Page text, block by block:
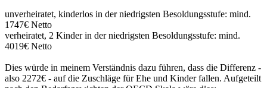
unverheiratet, kinderlos in der niedrigsten Besoldungsstufe: mind.
1747€ Netto
verheiratet, 2 Kinder in der niedrigsten Besoldungsstufe: mind.
4019€ Netto
Dies würde in meinem Verständnis dazu führen, dass die Differenz -
also 2272€ - auf die Zuschläge für Ehe und Kinder fallen. Aufgeteilt